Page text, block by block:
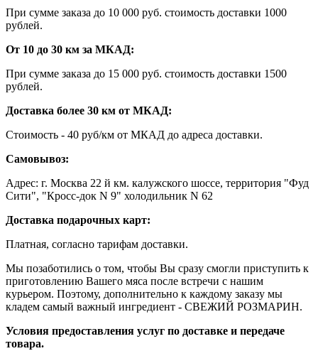
При сумме заказа до 10 000 руб. стоимость доставки 1000
рублей.
От 10 до 30 км за МКАД:
При сумме заказа до 15 000 руб. стоимость доставки 1500
рублей.
Доставка более 30 км от МКАД:
Стоимость - 40 руб/км от МКАД до адреса доставки.
Самовывоз:
Адрес: г. Москва 22 й км. калужского шоссе, территория "Фуд
Сити", "Кросс-док N 9" холодильник N 62
Доставка подарочных карт:
Платная, согласно тарифам доставки.
Мы позаботились о том, чтобы Вы сразу смогли приступить к
приготовлению Вашего мяса после встречи с нашим
курьером. Поэтому, дополнительно к каждому заказу мы
кладем самый важный ингредиент - СВЕЖИЙ РОЗМАРИН.
Условия предоставления услуг по доставке и передаче
товара.